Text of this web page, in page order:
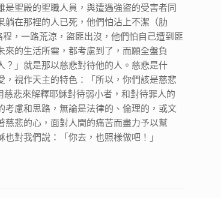
聖殿的聖職人員，與遭遇強盜的受害者同
在那裡的人已死，他們怕沾上不潔（肋
，一路荒涼，盜匪出沒，他們怕自己遭到匪
的生活所需，都考慮到了，而願全盤負
」就是那以慈悲對待他的人。慈悲是什
視作天主的特色：「所以，你們該是慈悲
悲來解釋耶穌對待弱小者，和對待罪人的
慮和思路，無論是法律的、倫理的，或文
悲的心，面對人間的痛苦而盡力予以幫
對我們說：「你去，也照樣做吧！」